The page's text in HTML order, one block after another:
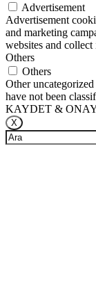
Advertisement
Advertisement
and marketing
websites and
Others
Others
Other
have not been
KAYDET &
X